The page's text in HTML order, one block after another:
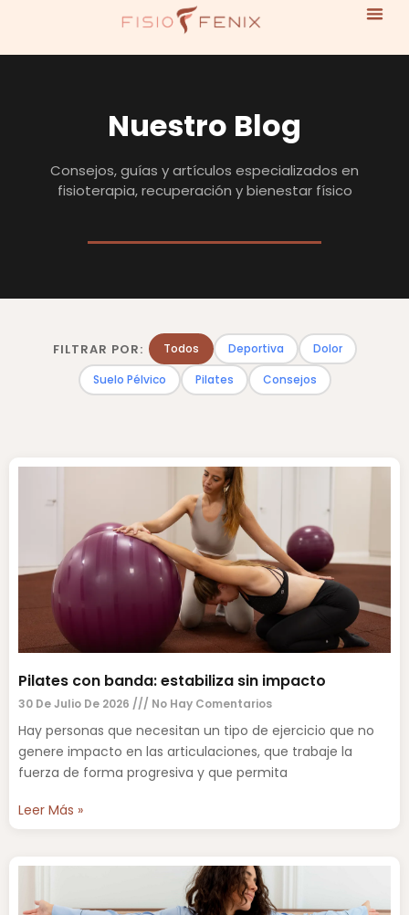
Nuestro Blog
Consejos, guías y artículos especializados en
fisioterapia, recuperación y bienestar físico
FILTRAR POR: Todos Deportiva
Dolor
Suelo Pélvico
Pilates Consejos
Pilates con banda: estabiliza sin impacto
30 De Julio De 2026 No Hay Comentarios
Hay personas que necesitan un tipo de ejercicio que no
genere impacto en las articulaciones, que trabaje la
fuerza de forma progresiva y que permita
Leer Más »